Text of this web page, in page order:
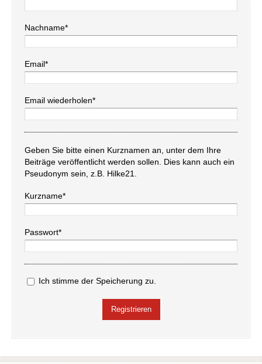
Nachname*
Email*
Email wiederholen*
Geben Sie bitte einen Kurznamen an, unter dem Ihre
Beiträge veröffentlicht werden sollen. Dies kann auch ein
Pseudonym sein, z.B. Hilke21.
Kurzname*
Passwort*
Ich stimme der Speicherung zu.